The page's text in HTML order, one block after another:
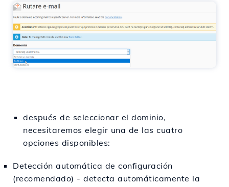
después de seleccionar el dominio,
necesitaremos elegir una de las cuatro
opciones disponibles:
Detección automática de configuración
(recomendado) - detecta automáticamente la